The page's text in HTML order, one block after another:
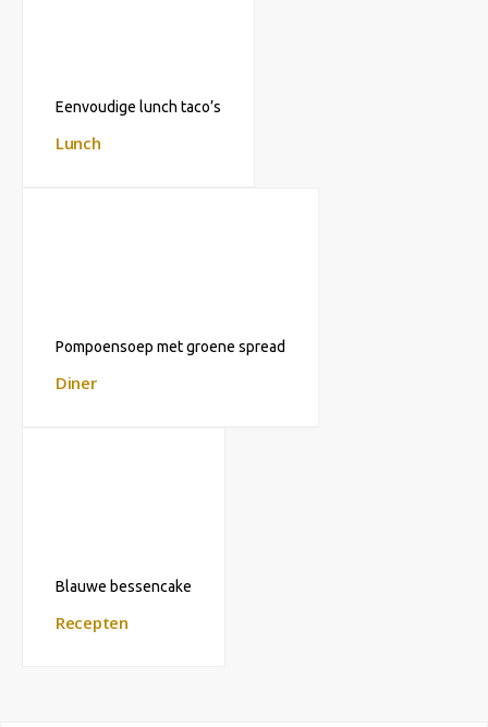
Eenvoudige lunch taco’s
Lunch
Pompoensoep met groene spread
Diner
Blauwe bessencake
Recepten